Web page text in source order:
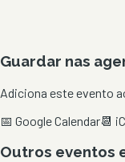
Guardar nas
Adiciona este evento
📅 Google Calendar📆
Outros eventos